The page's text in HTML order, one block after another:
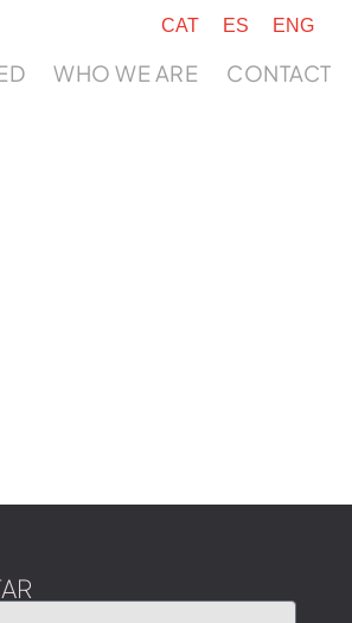
CAT ES ENG
WHO WE ARE CONTACT